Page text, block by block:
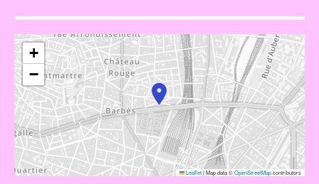
+
−
Leaflet|Map data ©OpenStreetMapcontributors